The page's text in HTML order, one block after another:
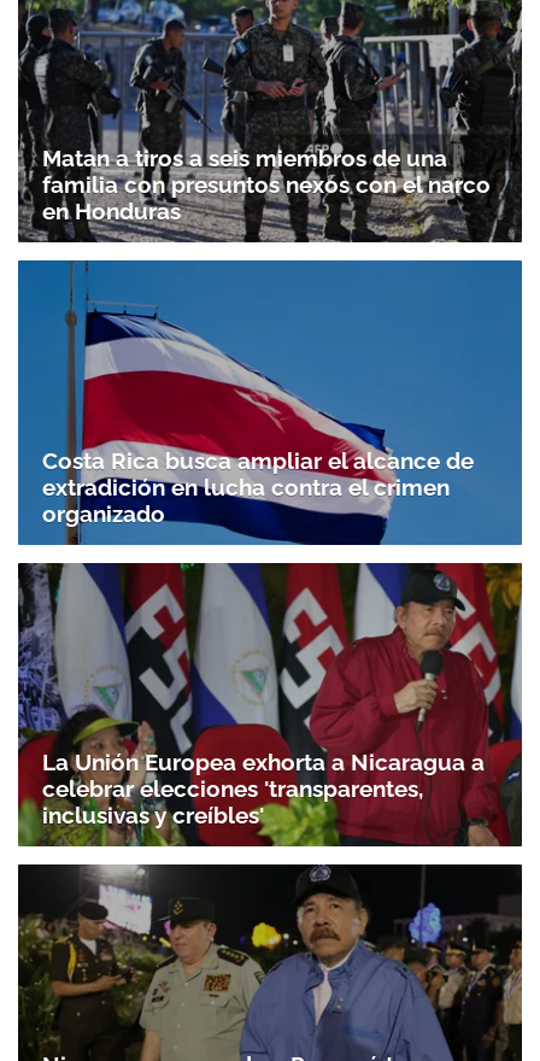
Matan a tiros a seis miembros de una
familia con presuntos nexos con el narco
en Honduras
Costa Rica busca ampliar el alcance de
extradición en lucha contra el crimen
organizado
La Unión Europea exhorta a Nicaragua a
celebrar elecciones 'transparentes,
inclusivas y creíbles'